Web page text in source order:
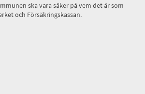
ska vara säker på vem det är som
och Försäkringskassan.